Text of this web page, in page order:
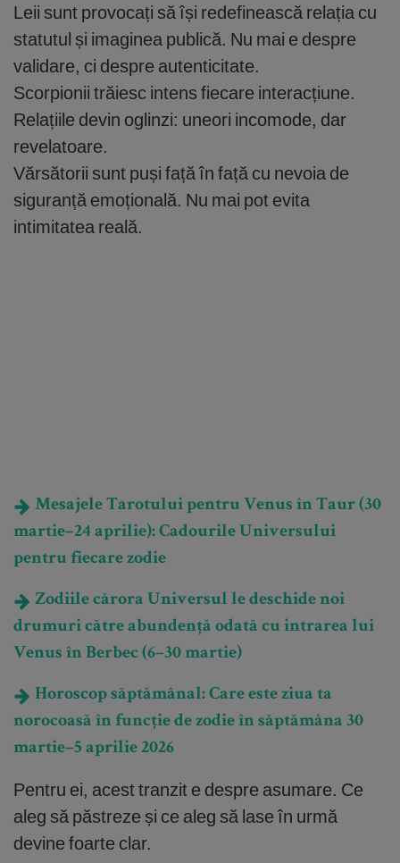
Leii sunt provocați să își redefinească relația cu
statutul și imaginea publică. Nu mai e despre
validare, ci despre autenticitate.
Scorpionii trăiesc intens fiecare interacțiune.
Relațiile devin oglinzi: uneori incomode, dar
revelatoare.
Vărsătorii sunt puși față în față cu nevoia de
siguranță emoțională. Nu mai pot evita
intimitatea reală.
Mesajele Tarotului pentru Venus în Taur (30
martie–24 aprilie): Cadourile Universului
pentru fiecare zodie
Zodiile cărora Universul le deschide noi
drumuri către abundență odată cu intrarea lui
Venus în Berbec (6–30 martie)
Horoscop săptămânal: Care este ziua ta
norocoasă în funcție de zodie în săptămâna 30
martie–5 aprilie 2026
Pentru ei, acest tranzit e despre asumare. Ce
aleg să păstreze și ce aleg să lase în urmă
devine foarte clar.